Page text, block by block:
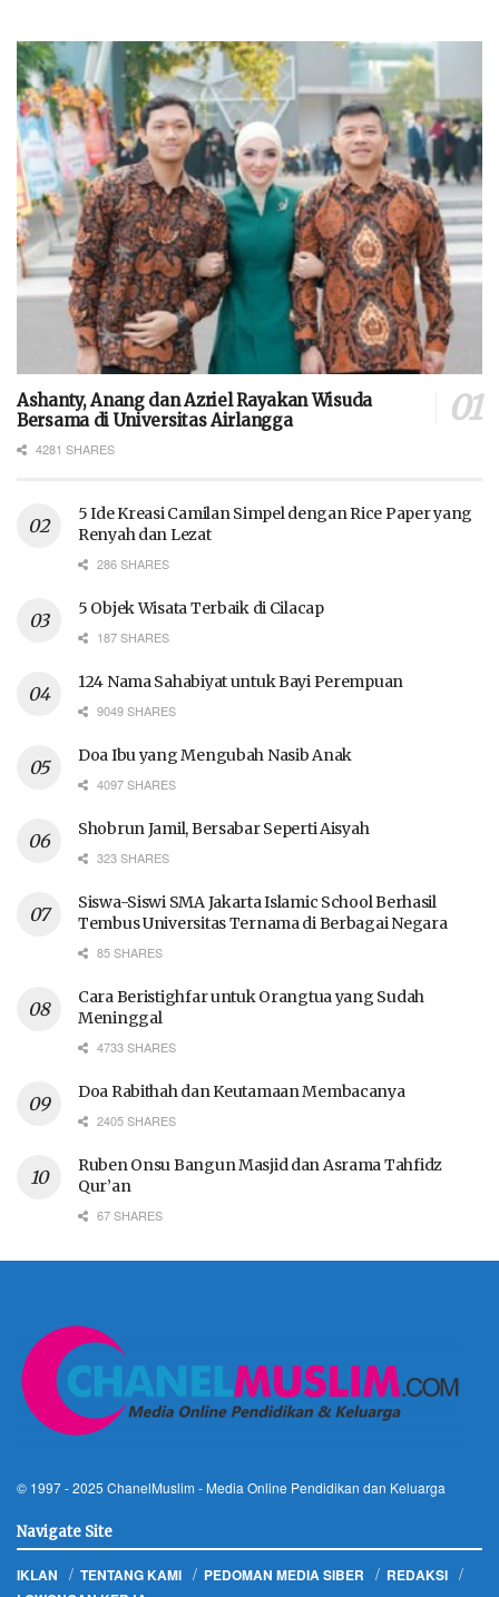
Ashanty, Anang dan Azriel Rayakan Wisuda
Bersama di Universitas Airlangga
4281 SHARES
5 Ide Kreasi Camilan Simpel dengan Rice Paper yang
Renyah dan Lezat
286 SHARES
5 Objek Wisata Terbaik di Cilacap
187 SHARES
124 Nama Sahabiyat untuk Bayi Perempuan
9049 SHARES
Doa Ibu yang Mengubah Nasib Anak
4097 SHARES
Shobrun Jamil, Bersabar Seperti Aisyah
323 SHARES
Siswa-Siswi SMA Jakarta Islamic School Berhasil
Tembus Universitas Ternama di Berbagai Negara
85 SHARES
Cara Beristighfar untuk Orangtua yang Sudah
Meninggal
4733 SHARES
Doa Rabithah dan Keutamaan Membacanya
2405 SHARES
Ruben Onsu Bangun Masjid dan Asrama Tahfidz
Qur’an
67 SHARES
© 1997 - 2025 ChanelMuslim - Media Online Pendidikan dan Keluarga
Navigate Site
IKLAN TENTANG KAMI PEDOMAN MEDIA SIBER
REDAKSI